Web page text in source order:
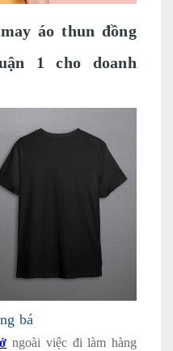
áo thun đồng
1 cho doanh
bá
ngoài việc đi làm hàng